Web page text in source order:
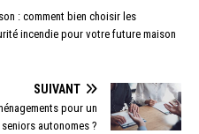
: comment bien choisir les
incendie pour votre future maison
SUIVANT
pour un
autonomes ?